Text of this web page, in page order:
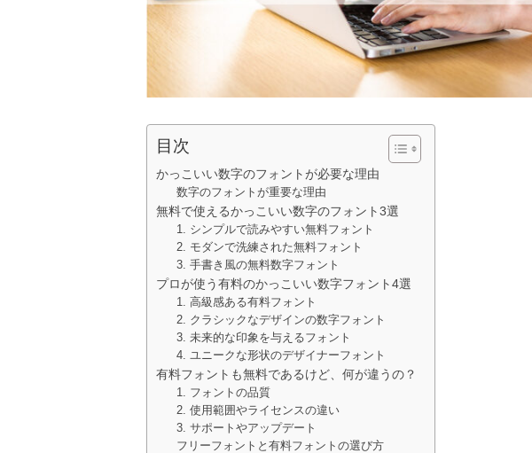
目次
かっこいい数字のフォントが必要な理由
数字のフォントが重要な理由
無料で使えるかっこいい数字のフォント3選
1. シンプルで読みやすい無料フォント
2. モダンで洗練された無料フォント
3. 手書き風の無料数字フォント
プロが使う有料のかっこいい数字フォント4選
1. 高級感ある有料フォント
2. クラシックなデザインの数字フォント
3. 未来的な印象を与えるフォント
4. ユニークな形状のデザイナーフォント
有料フォントも無料であるけど、何が違うの？
1. フォントの品質
2. 使用範囲やライセンスの違い
3. サポートやアップデート
フリーフォントと有料フォントの選び方